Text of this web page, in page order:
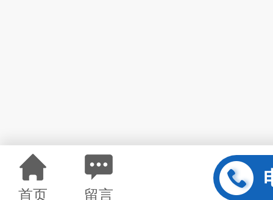
首页 留言